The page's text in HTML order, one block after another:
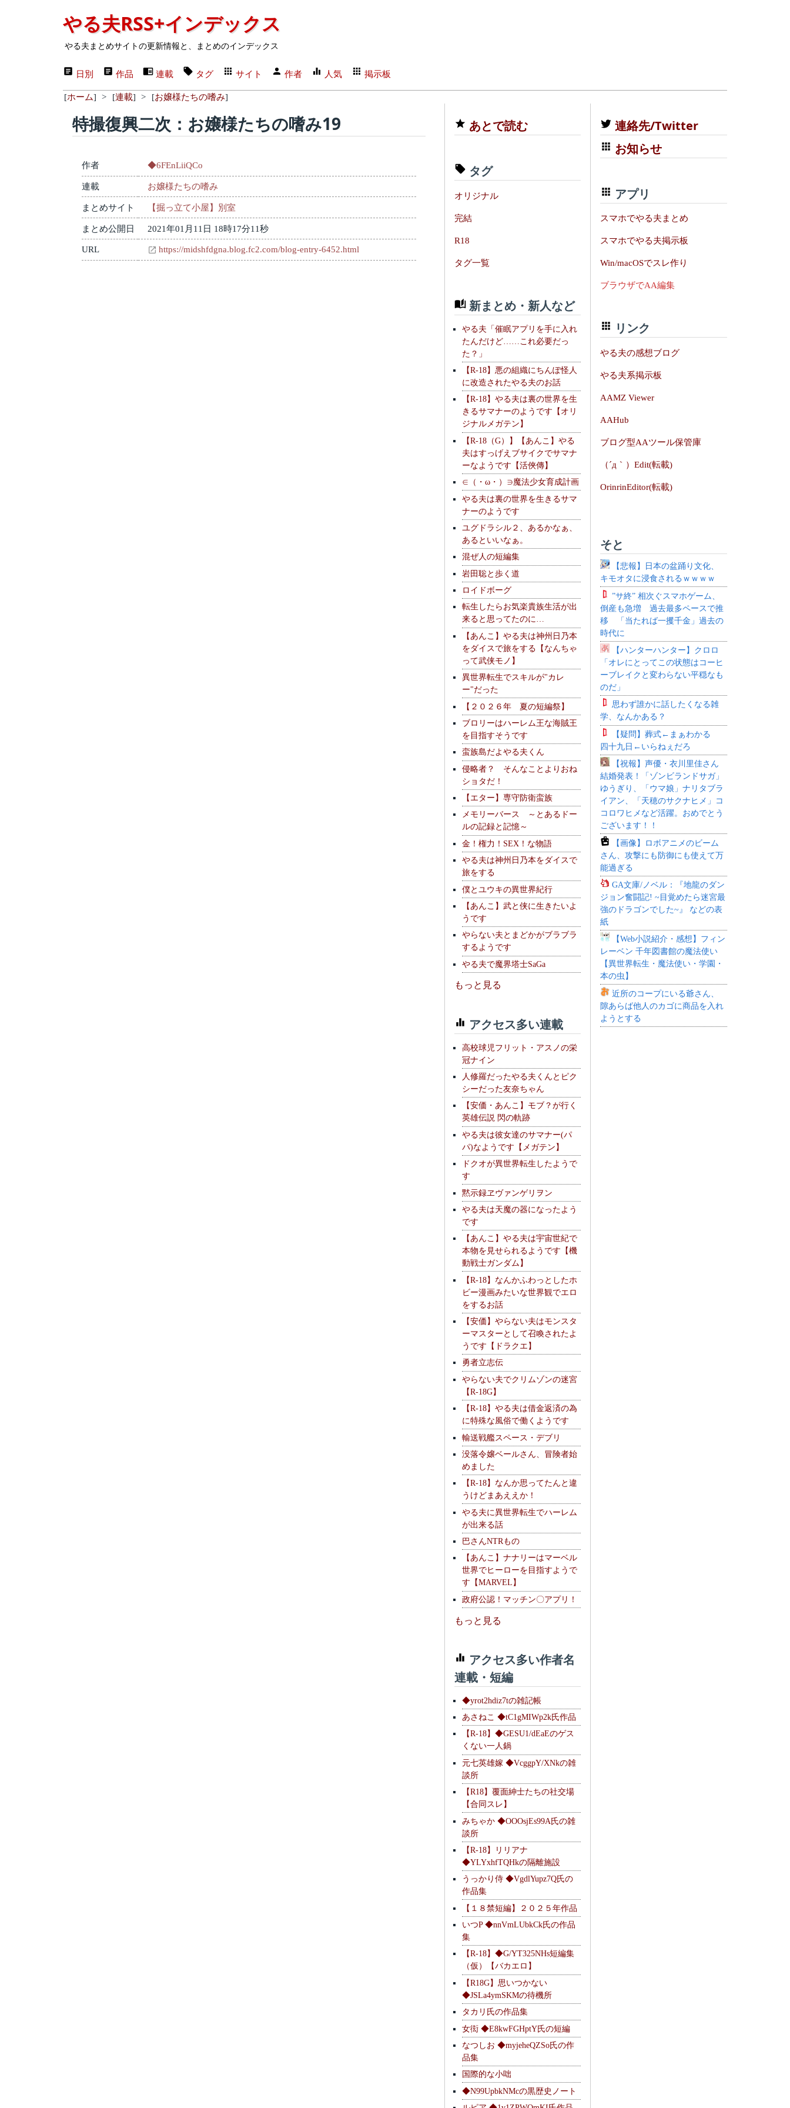
やる夫RSS+インデックス
やる夫まとめサイトの更新情報と、まとめのインデックス
日別 作品 連載 タグ サイト 作者 人気 掲示板
[ホーム] > [連載] > [お嬢様たちの嗜み]
特撮復興二次：お嬢様たちの嗜み19
作者 ◆6FEnLiiQCo
連載 お嬢様たちの嗜み
まとめサイト 【掘っ立て小屋】別室
まとめ公開日 2021年01月11日 18時17分11秒
URL https://midshfdgna.blog.fc2.com/blog-entry-6452.html
あとで読む
タグ
オリジナル
完結
R18
タグ一覧
新まとめ・新人など
やる夫「催眠アプリを手に入れ
たんだけど……これ必要だっ
た？」
【R-18】悪の組織にちんぽ怪人
に改造されたやる夫のお話
【R-18】やる夫は裏の世界を生
きるサマナーのようです【オリ
ジナルメガテン】
【R-18（G）】【あんこ】やる
夫はすっげえブサイクでサマナ
ーなようです【活俠傳】
∈（・ω・）∋魔法少女育成計画
やる夫は裏の世界を生きるサマ
ナーのようです
ユグドラシル２、あるかなぁ、
あるといいなぁ。
混ぜ人の短編集
岩田聡と歩く道
ロイドボーグ
転生したらお気楽貴族生活が出
来ると思ってたのに…
【あんこ】やる夫は神州日乃本
をダイスで旅をする【なんちゃ
って武侠モノ】
異世界転生でスキルが"カレ
ー"だった
【２０２６年 夏の短編祭】
ブロリーはハーレム王な海賊王
を目指すそうです
蛮族島だよやる夫くん
侵略者？ そんなことよりおね
ショタだ！
【エター】専守防衛蛮族
メモリーバース ～とあるドー
ルの記録と記憶～
金！権力！SEX！な物語
やる夫は神州日乃本をダイスで
旅をする
僕とユウキの異世界紀行
【あんこ】武と侠に生きたいよ
うです
やらない夫とまどかがブラブラ
するようです
やる夫で魔界塔士SaGa
もっと見る
アクセス多い連載
高校球児フリット・アスノの栄
冠ナイン
人修羅だったやる夫くんとピク
シーだった友奈ちゃん
【安価・あんこ】モブ？が行く
英雄伝説 閃の軌跡
やる夫は彼女達のサマナー(パ
パ)なようです【メガテン】
ドクオが異世界転生したようで
す
黙示録ヱヴァンゲリヲン
やる夫は天魔の器になったよう
です
【あんこ】やる夫は宇宙世紀で
本物を見せられるようです【機
動戦士ガンダム】
【R-18】なんかふわっとしたホ
ビー漫画みたいな世界観でエロ
をするお話
【安価】やらない夫はモンスタ
ーマスターとして召喚されたよ
うです【ドラクエ】
勇者立志伝
やらない夫でクリムゾンの迷宮
【R-18G】
【R-18】やる夫は借金返済の為
に特殊な風俗で働くようです
輸送戦艦スペース・デブリ
没落令嬢ベールさん、冒険者始
めました
【R-18】なんか思ってたんと違
うけどまあええか！
やる夫に異世界転生でハーレム
が出来る話
巴さんNTRもの
【あんこ】ナナリーはマーベル
世界でヒーローを目指すようで
す【MARVEL】
政府公認！マッチン〇アプリ！
もっと見る
アクセス多い作者名
連載・短編
◆yrot2hdiz7tの雑記帳
あさねこ ◆tC1gMIWp2k氏作品
【R-18】◆GESU1/dEaEのゲス
くない一人鍋
元七英雄嫁 ◆VcggpY/XNkの雑
談所
【R18】覆面紳士たちの社交場
【合同スレ】
みちゃか ◆OOOsjEs99A氏の雑
談所
【R-18】リリアナ
◆YLYxhfTQHkの隔離施設
うっかり侍 ◆VgdlYupz7Q氏の
作品集
【１８禁短編】２０２５年作品
いつP ◆nnVmLUbkCk氏の作品
集
【R-18】◆G/YT325NHs短編集
（仮）【バカエロ】
【R18G】思いつかない
◆JSLa4ymSKMの待機所
タカリ氏の作品集
女衒 ◆E8kwFGHptY氏の短編
なつしお ◆myjeheQZSo氏の作
品集
国際的な小咄
◆N99UpbkNMcの黒歴史ノート
連絡先/Twitter
お知らせ
アプリ
スマホでやる夫まとめ
スマホでやる夫掲示板
Win/macOSでスレ作り
ブラウザでAA編集
リンク
やる夫の感想ブログ
やる夫系掲示板
AAMZ Viewer
AAHub
ブログ型AAツール保管庫
（´д｀）Edit(転載)
OrinrinEditor(転載)
そと
【悲報】日本の盆踊り文化、
キモオタに浸食されるｗｗｗｗ
”サ終” 相次ぐスマホゲーム、
倒産も急増 過去最多ペースで推
移 「当たれば一攫千金」過去の
時代に
【ハンターハンター】クロロ
「オレにとってこの状態はコーヒ
ーブレイクと変わらない平穏なも
のだ」
思わず誰かに話したくなる雑
学、なんかある？
【疑問】葬式←まぁわかる
四十九日←いらねぇだろ
【祝報】声優・衣川里佳さん
結婚発表！「ゾンビランドサガ」
ゆうぎり、「ウマ娘」ナリタブラ
イアン、「天穂のサクナヒメ」コ
コロワヒメなど活躍。おめでとう
ございます！！
【画像】ロボアニメのビーム
さん、攻撃にも防御にも使えて万
能過ぎる
GA文庫/ノベル：『地龍のダン
ジョン奮闘記! ~目覚めたら迷宮最
強のドラゴンでした~』 などの表
紙
【Web小説紹介・感想】フィン
レーベン 千年図書館の魔法使い
【異世界転生・魔法使い・学園・
本の虫】
近所のコープにいる爺さん、
隙あらば他人のカゴに商品を入れ
ようとする